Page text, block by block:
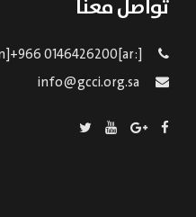
تواصل معنا
[:ar]966146426200+[:en]+966 0146426200[:]